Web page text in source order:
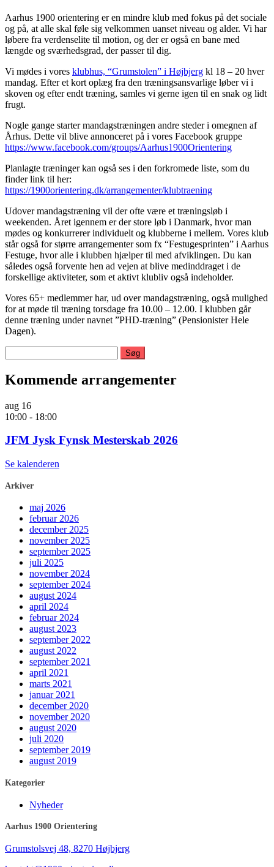
Aarhus 1900 orientering er en mindre klub med fokus på det sociale
og på, at alle skal føle sig velkommen uanset niveau og alder. Vi har
løbere fra verdenselite til motion, og der er også en bane med
længde og sværhedsgrad, der passer til dig.
Vi mødes i vores klubhus, “Grumstolen” i Højbjerg kl 18 – 20 hver
mandag. Efter et kort oplæg fra den træningsansvarlige løber vi i
skoven og efter endt træning, samles vi gerne igen til en snak og lidt
frugt.
Nogle gange starter mandagstræningen andre steder i omegnen af
Århus. Dette vil blive annonceret på i vores Facebook gruppe
https://www.facebook.com/groups/Aarhus1900Orientering
Planlagte træninger kan også ses i den forkromede liste, som du
finder link til her:
https://1900orientering.dk/arrangementer/klubtraening
Udover mandagstræning vil der ofte være et træningsløb i
weekenden. Året igennem er der store løb i Danmark, hvor man
mødes og konkurrerer individuelt og klubberne i mellem. Vores klub
står også for større arrangementer som fx “Festugesprinten” i Aarhus
Festuge, hvor alle i klubben hjælper til med afviklingen. Du kan
således også forvente hen ad vejen at blive medinddraget i de
forskellige aktiviteter, som et aktivt klubliv også indeholder.
Vores 65+ medlemmer har, ud over mandagstræning, også mulighed
for at møde til træning torsdage fra 10.00 – 12.00. I klubben går
denne træning under navnet ”PHD-træning” (Pensionister Hele
Dagen).
efter:
Kommende arrangementer
aug 16
10:00 - 18:00
JFM Jysk Fynsk Mesterskab 2026
Se kalenderen
Arkiver
maj 2026
februar 2026
december 2025
november 2025
september 2025
juli 2025
november 2024
september 2024
august 2024
april 2024
februar 2024
august 2023
september 2022
august 2022
september 2021
april 2021
marts 2021
januar 2021
december 2020
november 2020
august 2020
juli 2020
september 2019
august 2019
Kategorier
Nyheder
Aarhus 1900 Orientering
Grumstolsvej 48, 8270 Højbjerg